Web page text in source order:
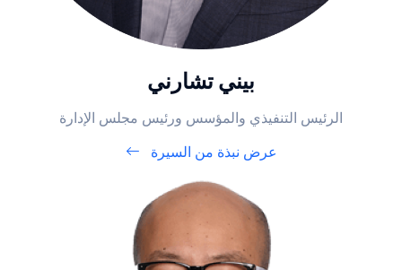
بيني تشارني
الرئيس التنفيذي والمؤسس ورئيس مجلس الإدارة
عرض نبذة من السيرة